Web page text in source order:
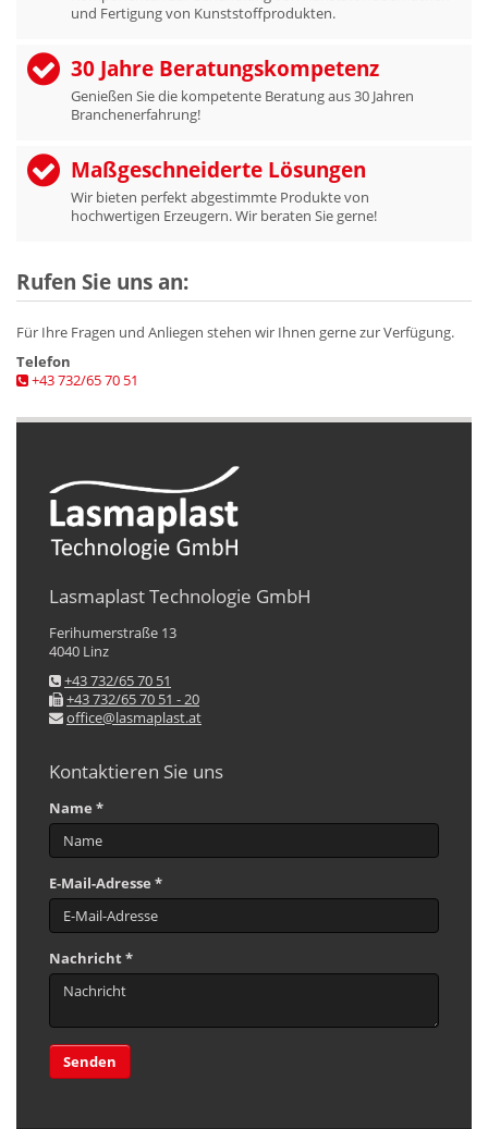
und Fertigung von Kunststoffprodukten.
30 Jahre Beratungskompetenz
Genießen Sie die kompetente Beratung aus 30 Jahren
Branchenerfahrung!
Maßgeschneiderte Lösungen
Wir bieten perfekt abgestimmte Produkte von
hochwertigen Erzeugern. Wir beraten Sie gerne!
Rufen Sie uns an:
Für Ihre Fragen und Anliegen stehen wir Ihnen gerne zur Verfügung.
Telefon
+43 732/65 70 51
Lasmaplast Technologie GmbH
Ferihumerstraße 13
4040 Linz
+43 732/65 70 51
+43 732/65 70 51 - 20
office@lasmaplast.at
Kontaktieren Sie uns
Name *
E-Mail-Adresse *
Nachricht *